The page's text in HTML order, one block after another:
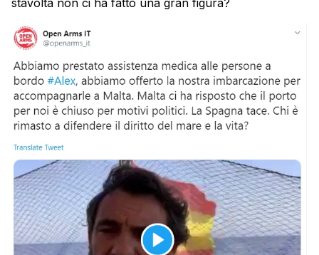
stavolta non ci ha fatto una gran figura?